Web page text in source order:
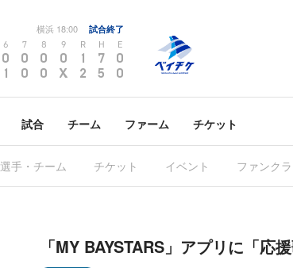
横浜 18:00 試合終了
6 7 8 9 R H E
0 0 0 0 1 7 0
1 0 0 X 2 5 0
試合 チーム ファーム チケット
選手・チーム チケット イベント ファンク
「MY BAYSTARS」アプリに「応